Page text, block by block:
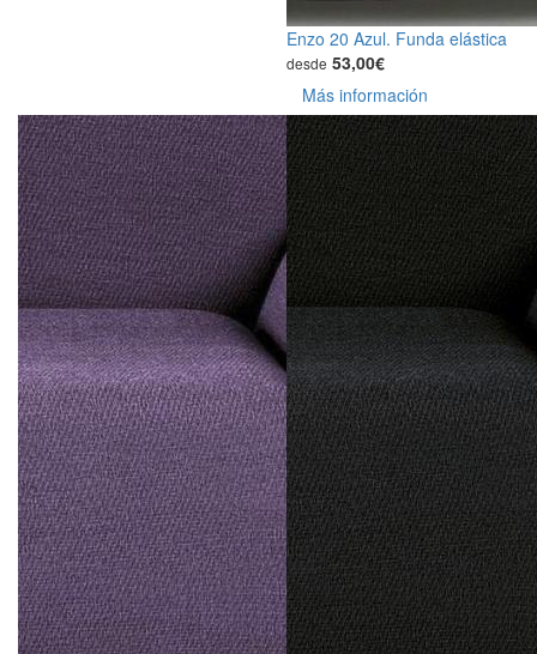
Enzo 20 Azul. Funda elástica
desde 53,00€
Más información